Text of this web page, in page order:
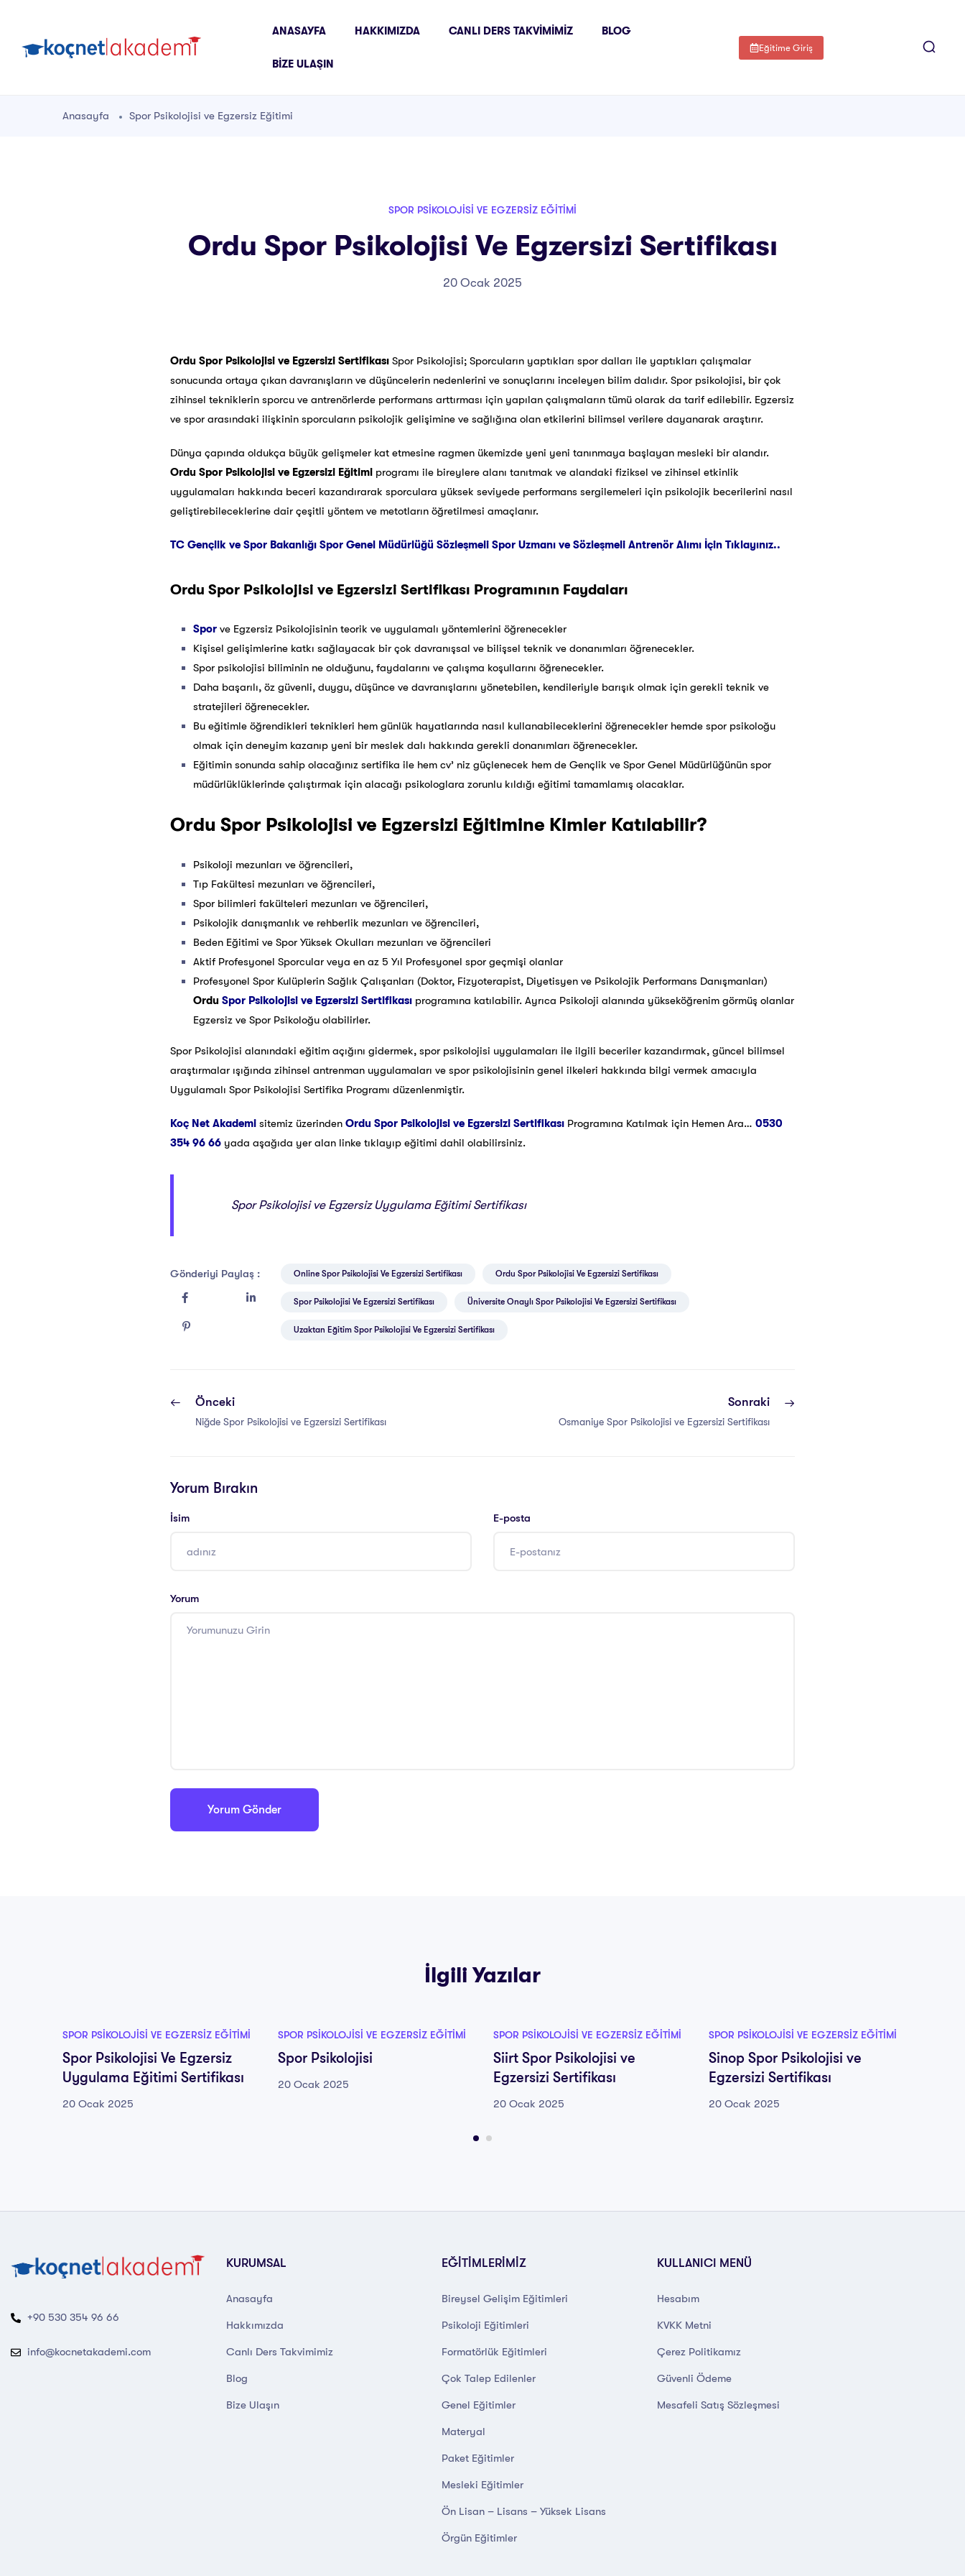
ANASAYFA HAKKIMIZDA CANLI DERS TAKVIMIMIZ BLOG
BIZE ULAŞIN
Eğitime Giriş
Anasayfa Spor Psikolojisi ve Egzersiz Eğitimi
SPOR PSIKOLOJISI VE EGZERSIZ EĞITIMI
Ordu Spor Psikolojisi Ve Egzersizi Sertifikası
20 Ocak 2025
Ordu Spor Psikolojisi ve Egzersizi Sertifikası Spor Psikolojisi; Sporcuların yaptıkları spor dalları ile yaptıkları çalışmalar
sonucunda ortaya çıkan davranışların ve düşüncelerin nedenlerini ve sonuçlarını inceleyen bilim dalıdır. Spor psikolojisi, bir çok
zihinsel tekniklerin sporcu ve antrenörlerde performans arttırması için yapılan çalışmaların tümü olarak da tarif edilebilir. Egzersiz
ve spor arasındaki ilişkinin sporcuların psikolojik gelişimine ve sağlığına olan etkilerini bilimsel verilere dayanarak araştırır.
Dünya çapında oldukça büyük gelişmeler kat etmesine ragmen ükemizde yeni yeni tanınmaya başlayan mesleki bir alandır.
Ordu Spor Psikolojisi ve Egzersizi Eğitimi programı ile bireylere alanı tanıtmak ve alandaki fiziksel ve zihinsel etkinlik
uygulamaları hakkında beceri kazandırarak sporculara yüksek seviyede performans sergilemeleri için psikolojik becerilerini nasıl
geliştirebileceklerine dair çeşitli yöntem ve metotların öğretilmesi amaçlanır.
TC Gençlik ve Spor Bakanlığı Spor Genel Müdürlüğü Sözleşmeli Spor Uzmanı ve Sözleşmeli Antrenör Alımı İçin Tıklayınız..
Ordu Spor Psikolojisi ve Egzersizi Sertifikası Programının Faydaları
Spor ve Egzersiz Psikolojisinin teorik ve uygulamalı yöntemlerini öğrenecekler
Kişisel gelişimlerine katkı sağlayacak bir çok davranışsal ve bilişsel teknik ve donanımları öğrenecekler.
Spor psikolojisi biliminin ne olduğunu, faydalarını ve çalışma koşullarını öğrenecekler.
Daha başarılı, öz güvenli, duygu, düşünce ve davranışlarını yönetebilen, kendileriyle barışık olmak için gerekli teknik ve
stratejileri öğrenecekler.
Bu eğitimle öğrendikleri teknikleri hem günlük hayatlarında nasıl kullanabileceklerini öğrenecekler hemde spor psikoloğu
olmak için deneyim kazanıp yeni bir meslek dalı hakkında gerekli donanımları öğrenecekler.
Eğitimin sonunda sahip olacağınız sertifika ile hem cv’ niz güçlenecek hem de Gençlik ve Spor Genel Müdürlüğünün spor
müdürlüklüklerinde çalıştırmak için alacağı psikologlara zorunlu kıldığı eğitimi tamamlamış olacaklar.
Ordu Spor Psikolojisi ve Egzersizi Eğitimine Kimler Katılabilir?
Psikoloji mezunları ve öğrencileri,
Tıp Fakültesi mezunları ve öğrencileri,
Spor bilimleri fakülteleri mezunları ve öğrencileri,
Psikolojik danışmanlık ve rehberlik mezunları ve öğrencileri,
Beden Eğitimi ve Spor Yüksek Okulları mezunları ve öğrencileri
Aktif Profesyonel Sporcular veya en az 5 Yıl Profesyonel spor geçmişi olanlar
Profesyonel Spor Kulüplerin Sağlık Çalışanları (Doktor, Fizyoterapist, Diyetisyen ve Psikolojik Performans Danışmanları)
Ordu Spor Psikolojisi ve Egzersizi Sertifikası programına katılabilir. Ayrıca Psikoloji alanında yükseköğrenim görmüş olanlar
Egzersiz ve Spor Psikoloğu olabilirler.
Spor Psikolojisi alanındaki eğitim açığını gidermek, spor psikolojisi uygulamaları ile ilgili beceriler kazandırmak, güncel bilimsel
araştırmalar ışığında zihinsel antrenman uygulamaları ve spor psikolojisinin genel ilkeleri hakkında bilgi vermek amacıyla
Uygulamalı Spor Psikolojisi Sertifika Programı düzenlenmiştir.
Koç Net Akademi sitemiz üzerinden Ordu Spor Psikolojisi ve Egzersizi Sertifikası Programına Katılmak için Hemen Ara… 0530
354 96 66 yada aşağıda yer alan linke tıklayıp eğitimi dahil olabilirsiniz.
Spor Psikolojisi ve Egzersiz Uygulama Eğitimi Sertifikası
Gönderiyi Paylaş : Online Spor Psikolojisi Ve Egzersizi Sertifikası Ordu Spor Psikolojisi Ve Egzersizi Sertifikası
Spor Psikolojisi Ve Egzersizi Sertifikası Üniversite Onaylı Spor Psikolojisi Ve Egzersizi Sertifikası
Uzaktan Eğitim Spor Psikolojisi Ve Egzersizi Sertifikası
Önceki
Niğde Spor Psikolojisi ve Egzersizi Sertifikası
Sonraki
Osmaniye Spor Psikolojisi ve Egzersizi Sertifikası
Yorum Bırakın
İsim E-posta
Yorum
İlgili Yazılar
SPOR PSIKOLOJISI VE EGZERSIZ EĞITIMI
Spor Psikolojisi Ve Egzersiz
Uygulama Eğitimi Sertifikası
20 Ocak 2025
SPOR PSIKOLOJISI VE EGZERSIZ EĞITIMI
Spor Psikolojisi
20 Ocak 2025
SPOR PSIKOLOJISI VE EGZERSIZ EĞITIMI
Siirt Spor Psikolojisi ve
Egzersizi Sertifikası
20 Ocak 2025
SPOR PSIKOLOJISI VE EGZERSIZ EĞITIMI
Sinop Spor Psikolojisi ve
Egzersizi Sertifikası
20 Ocak 2025
+90 530 354 96 66
info@kocnetakademi.com
KURUMSAL
Anasayfa
Hakkımızda
Canlı Ders Takvimimiz
Blog
Bize Ulaşın
EĞİTİMLERİMİZ
Bireysel Gelişim Eğitimleri
Psikoloji Eğitimleri
Formatörlük Eğitimleri
Çok Talep Edilenler
Genel Eğitimler
Materyal
Paket Eğitimler
Mesleki Eğitimler
Ön Lisan – Lisans – Yüksek Lisans
Örgün Eğitimler
KULLANICI MENÜ
Hesabım
KVKK Metni
Çerez Politikamız
Güvenli Ödeme
Mesafeli Satış Sözleşmesi